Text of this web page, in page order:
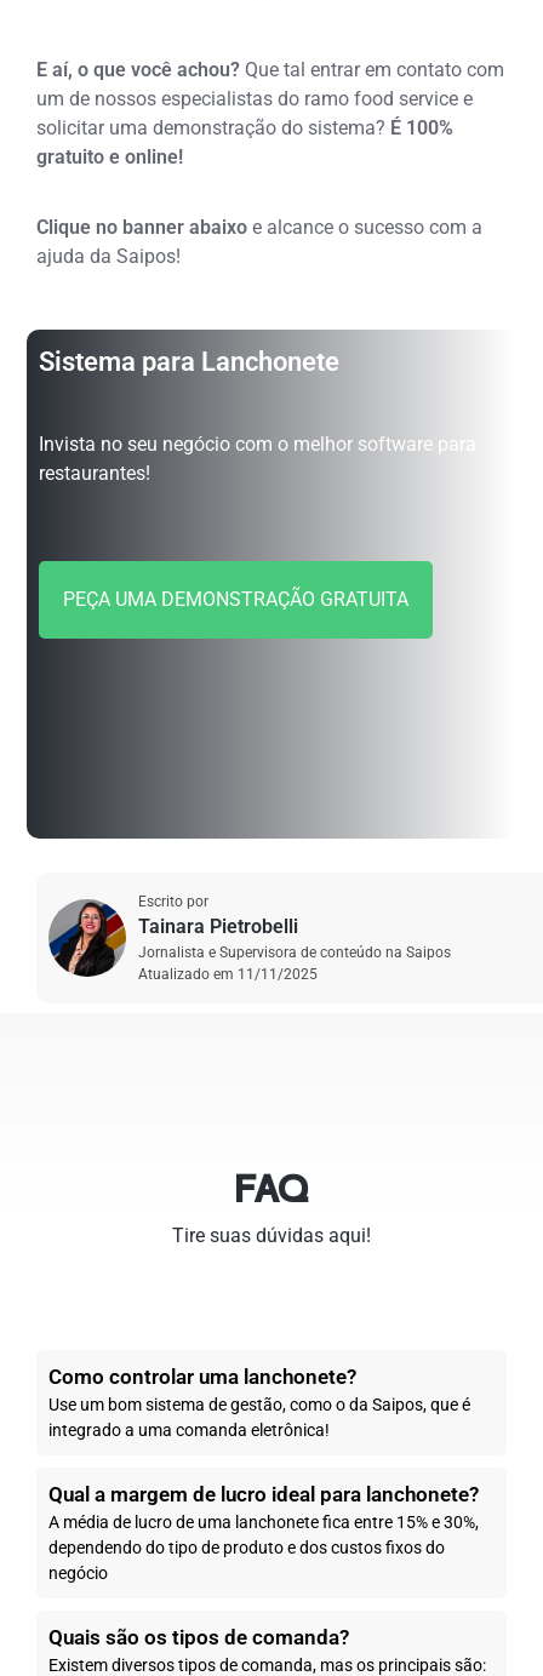
E aí, o que você achou? Que tal entrar em contato com
um de nossos especialistas do ramo food service e
solicitar uma demonstração do sistema? É 100%
gratuito e online!
Clique no banner abaixo e alcance o sucesso com a
ajuda da Saipos!
Sistema para Lanchonete
Invista no seu negócio com o melhor software para
restaurantes!
PEÇA UMA DEMONSTRAÇÃO GRATUITA
Escrito por
Tainara Pietrobelli
Jornalista e Supervisora de conteúdo na Saipos
Atualizado em 11/11/2025
FAQ
Tire suas dúvidas aqui!
Como controlar uma lanchonete?
Use um bom sistema de gestão, como o da Saipos, que é
integrado a uma comanda eletrônica!
Qual a margem de lucro ideal para lanchonete?
A média de lucro de uma lanchonete fica entre 15% e 30%,
dependendo do tipo de produto e dos custos fixos do
negócio
Quais são os tipos de comanda?
Existem diversos tipos de comanda, mas os principais são: